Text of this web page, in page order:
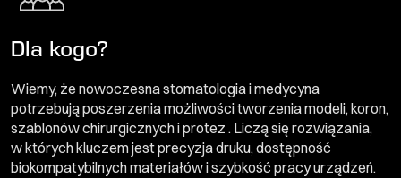
Dla kogo?
Wiemy, że nowoczesna stomatologia i medycyna
potrzebują poszerzenia możliwości tworzenia modeli, koron,
szablonów chirurgicznych i protez . Liczą się rozwiązania,
w których kluczem jest precyzja druku, dostępność
biokompatybilnych materiałów i szybkość pracy urządzeń.